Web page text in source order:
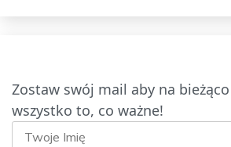
Zostaw swój mail aby na
wszystko to, co ważne!